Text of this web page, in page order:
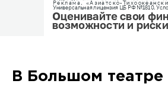
В Большом театре